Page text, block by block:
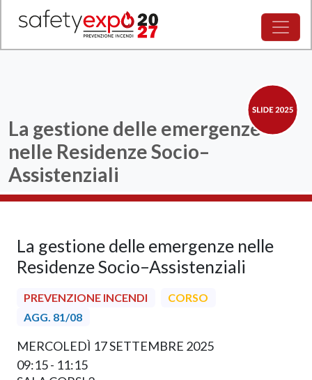
La gestione delle emergenze
nelle Residenze Socio–
Assistenziali
La gestione delle emergenze nelle
Residenze Socio–Assistenziali
PREVENZIONE INCENDI
CORSO
AGG. 81/08
MERCOLEDÌ 17 SETTEMBRE 2025
09:15 - 11:15